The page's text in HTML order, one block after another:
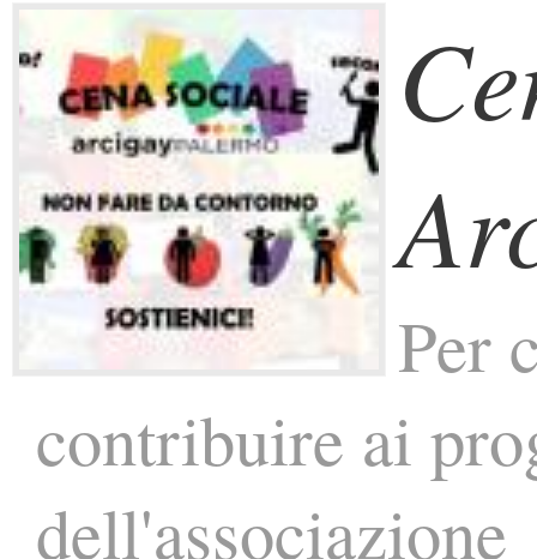
Per
contribuire ai
dell'associazione